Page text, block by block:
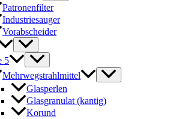
Patronenfilter
Industriesauger
Vorabscheider
5
Mehrwegstrahlmittel
Glasperlen
Glasgranulat (kantig)
Korund